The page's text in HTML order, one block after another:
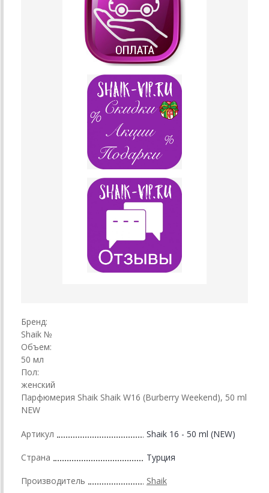
Бренд:
Shaik №
Объем:
50 мл
Пол:
женский
Парфюмерия Shaik Shaik W16 (Burberry Weekend), 50 ml
NEW
Артикул Shaik 16 - 50 ml (NEW)
Страна Турция
Производитель Shaik